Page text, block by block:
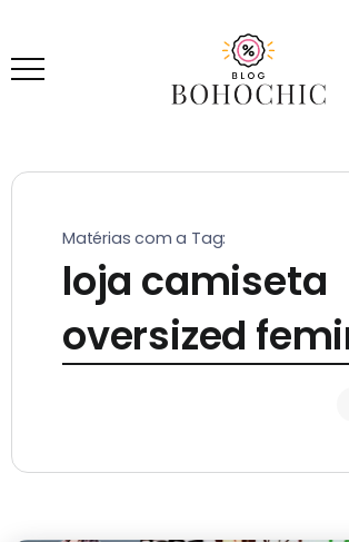
Matérias com a Tag:
loja camiseta
oversized